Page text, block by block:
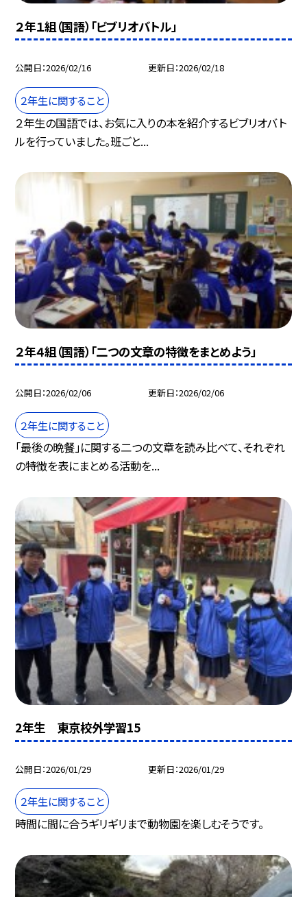
２年１組（国語）「ビブリオバトル」
公開日 2026/02/16 更新日 2026/02/18
２年生に関すること
２年生の国語では、お気に入りの本を紹介するビブリオバト
ルを行っていました。班ごと...
２年４組（国語）「二つの文章の特徴をまとめよう」
公開日 2026/02/06 更新日 2026/02/06
２年生に関すること
「最後の晩餐」に関する二つの文章を読み比べて、それぞれ
の特徴を表にまとめる活動を...
2年生 東京校外学習15
公開日 2026/01/29 更新日 2026/01/29
２年生に関すること
時間に間に合うギリギリまで動物園を楽しむそうです。